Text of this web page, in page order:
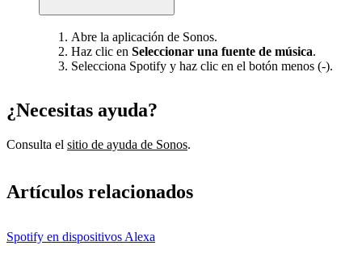
Abre la aplicación de Sonos.
Haz clic en Seleccionar una fuente de música.
Selecciona Spotify y haz clic en el botón menos (-).
¿Necesitas ayuda?
Consulta el sitio de ayuda de Sonos.
Artículos relacionados
Spotify en dispositivos Alexa